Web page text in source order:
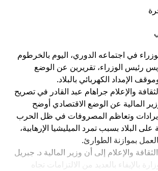
في اجتماعه الدوري، اليوم بالخرطوم
رئيس الوزراء، تقريرين عن الوضع
الإمداد الكهربائي بالبلاد.
والإعلام جراهام عبد القادر في تصريح
المالية عن الوضع الاقتصادي أوضح
وتعاظم المصروفات في ظل الحرب
البلاد بسبب تمرد الميليشيا الإرهابية،
بموازنة الطوارئ.
والإعلام إلى أن وزير المالية د. جبريل
بالإيفاء بالعديد من الالتزامات تجاه